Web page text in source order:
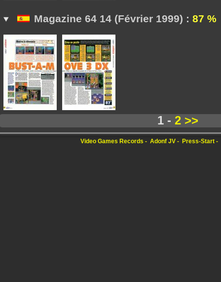
Magazine 64 14 (Février 1999) : 87 %
1 - 2>>
Video Games Records Adonf JV Press-Start